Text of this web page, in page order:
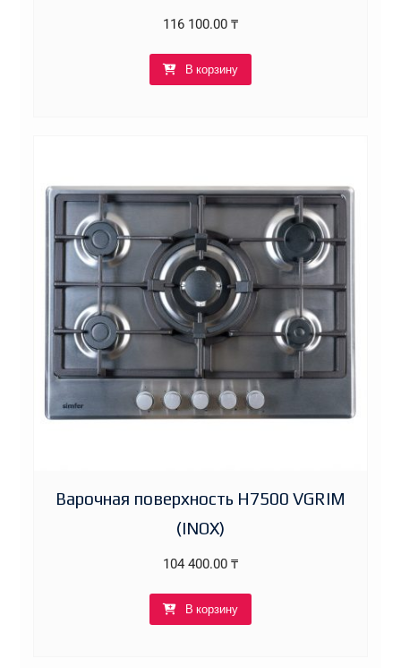
116 100.00 ₸
В корзину
Варочная поверхность H7500 VGRIM
(INOX)
104 400.00 ₸
В корзину